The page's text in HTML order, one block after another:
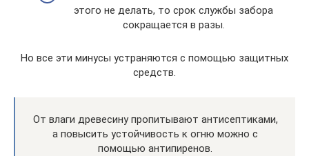
этого не делать, то срок службы забора
сокращается в разы.
Но все эти минусы устраняются с помощью защитных
средств.
От влаги древесину пропитывают антисептиками,
а повысить устойчивость к огню можно с
помощью антипиренов.